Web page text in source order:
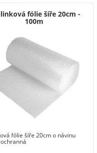
fólie šíře 20cm -
100m
fólie šíře 20cm o návinu